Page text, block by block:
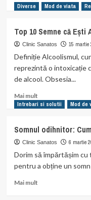
este
o
viață
echilibrată.
more
un
cadou
memorabil
sau
te
o
răsfăț
personal!
Diverse Mod de viata
Top 10 Semne că
Clinic Sanatos 15 martie
Definiție Alcoolismul,
reprezintă o intoxicație
de alcool. Obsesia...
Mai multRead
more
10
Semne
că
Ești
Alcoolic:
Ce
Intrebari si solutii Mod de
Somnul odihnitor:
Clinic Sanatos 6 martie
Dorim să împărtășim
pentru a obține un
Mai multRead